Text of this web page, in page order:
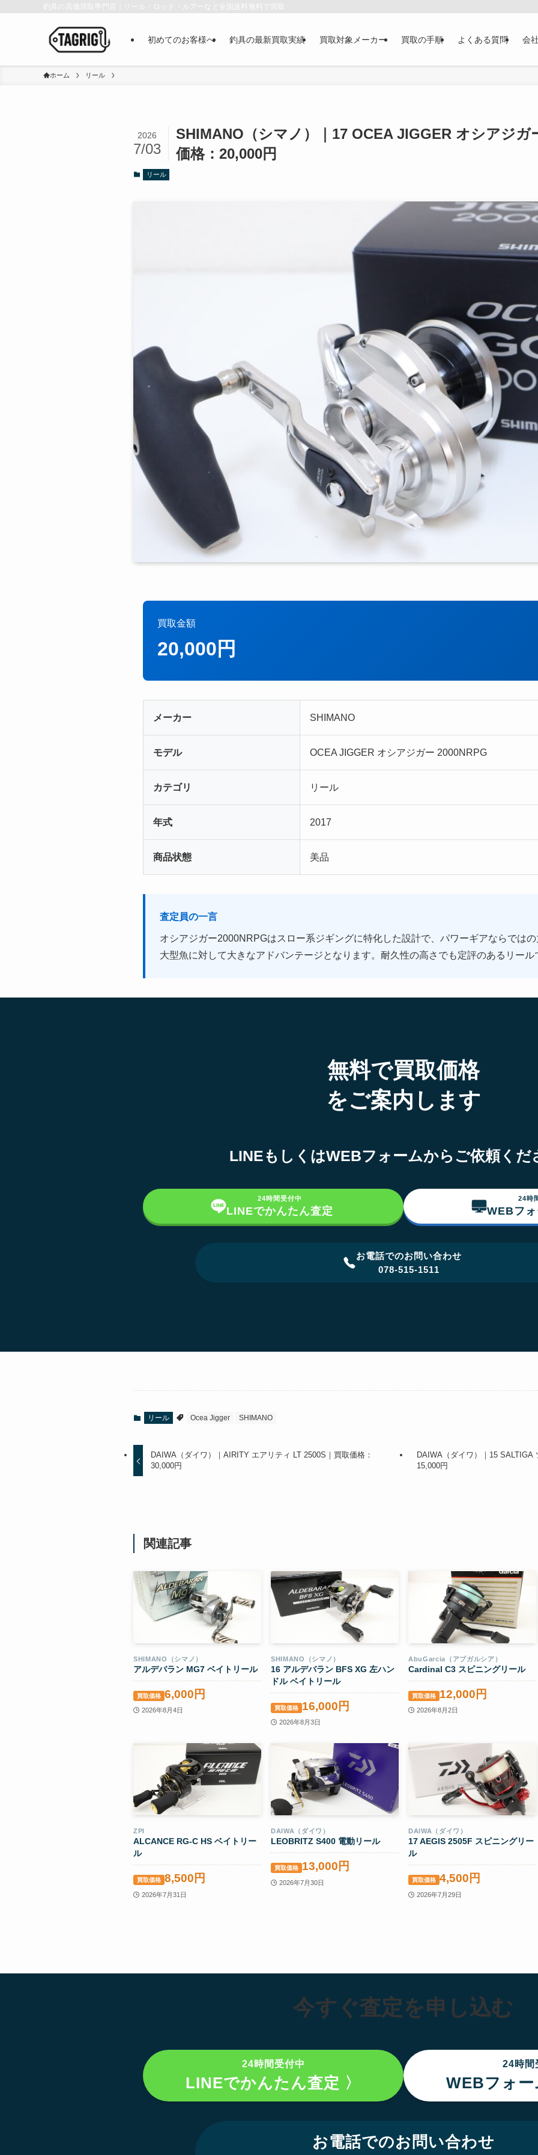
釣具の高価買取専門店｜リール・ロッド・ルアーなど全国送料無料で買取
初めてのお客様へ 釣具の最新買取実績 買取対象メーカー 買取の手順 よくある質問 会
ホーム リール
SHIMANO（シマノ）｜17 OCEA JIGGER オシアジガ
価格：20,000円
2026
7/03
リール
買取金額
20,000円
メーカー SHIMANO
モデル OCEA JIGGER オシアジガー 2000NRPG
カテゴリ リール
年式 2017
商品状態 美品
査定員の一言
オシアジガー2000NRPGはスロー系ジギングに特化した設計で、パワーギアならでは
大型魚に対して大きなアドバンテージとなります。耐久性の高さでも定評のあるリール
無料で買取価格
をご案内します
LINEもしくはWEBフォームからご依頼くだ
24時間受付中
LINEでかんたん査定
24時
WEBフ
お電話でのお問い合わせ
078-515-1511
リール Ocea Jigger SHIMANO
DAIWA（ダイワ）｜AIRITY エアリティ LT 2500S｜買取価格：
30,000円
DAIWA（ダイワ）｜15 SALTIGA
15,000円
関連記事
SHIMANO（シマノ）
アルデバラン MG7 ベイトリール
買取価格 6,000円
2026年8月4日
SHIMANO（シマノ）
16 アルデバラン BFS XG 左ハン
ドル ベイトリール
買取価格 16,000円
2026年8月3日
AbuGarcia（アブガルシア）
Cardinal C3 スピニングリール
買取価格 12,000円
2026年8月2日
ZPI
ALCANCE RG-C HS ベイトリー
ル
買取価格 8,500円
2026年7月31日
DAIWA（ダイワ）
LEOBRITZ S400 電動リール
買取価格 13,000円
2026年7月30日
DAIWA（ダイワ）
17 AEGIS 2505F スピニングリー
ル
買取価格 4,500円
2026年7月29日
今すぐ査定を申し込む
24時間受付中
LINEでかんたん査定 〉
24時間
WEBフォ
お電話でのお問い合わせ